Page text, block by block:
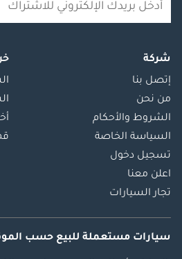
شركة
إتصل بنا
من نحن
الشروط والأحكام
السياسة الخاصة
تسجيل دخول
اعلن معنا
تجار السيارات
سيارات مستعملة للبيع حسب